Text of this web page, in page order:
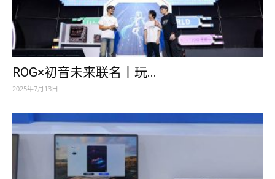
ROG×初音未来联名丨玩...
2025年7月13日